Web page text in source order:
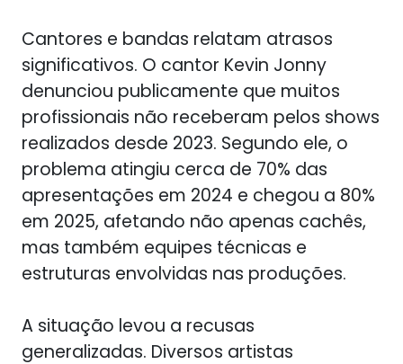
Cantores e bandas relatam atrasos
significativos. O cantor Kevin Jonny
denunciou publicamente que muitos
profissionais não receberam pelos shows
realizados desde 2023. Segundo ele, o
problema atingiu cerca de 70% das
apresentações em 2024 e chegou a 80%
em 2025, afetando não apenas cachês,
mas também equipes técnicas e
estruturas envolvidas nas produções.
A situação levou a recusas
generalizadas. Diversos artistas